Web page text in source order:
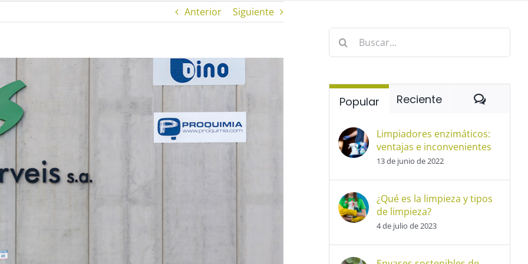
Cash
Anterior Siguiente
Buscar:
Popular Reciente
Limpiadores enzimáticos:
ventajas e inconvenientes
13 de junio de 2022
¿Qué es la limpieza y tipos
de limpieza?
4 de julio de 2023